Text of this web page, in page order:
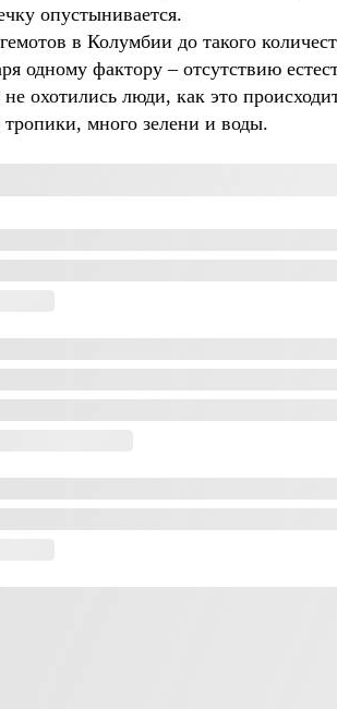
опустынивается.
в Колумбии до такого
одному фактору – отсутствию
охотились люди, как это
много зелени и воды.